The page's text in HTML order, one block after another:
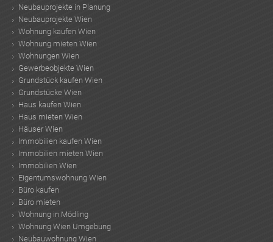
Neubauprojekte in Planung
Neubauprojekte Wien
Wohnung kaufen Wien
Wohnung mieten Wien
Wohnungen Wien
Gewerbeobjekte Wien
Grundstück kaufen Wien
Grundstücke Wien
Haus kaufen Wien
Haus mieten Wien
Häuser Wien
Immobilien kaufen Wien
Immobilien mieten Wien
Immobilien Wien
Eigentumswohnung Wien
Büro kaufen
Büro mieten
Wohnung in Mödling
Wohnung Wien Umgebung
Neubauwohnung Wien